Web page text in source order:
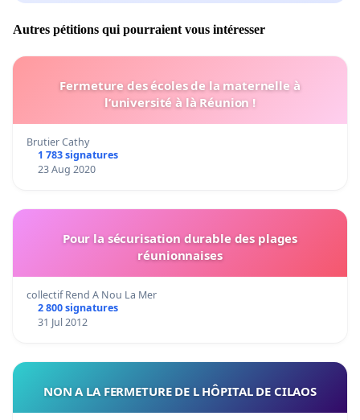
Autres pétitions qui pourraient vous intéresser
Fermeture des écoles de la maternelle à
l’université à là Réunion !
Brutier Cathy
1 783 signatures
23 Aug 2020
Pour la sécurisation durable des plages
réunionnaises
collectif Rend A Nou La Mer
2 800 signatures
31 Jul 2012
NON A LA FERMETURE DE L HÔPITAL DE CILAOS